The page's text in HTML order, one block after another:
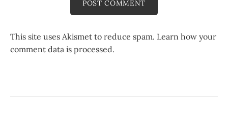
This site uses Akismet to reduce spam. Learn how your
comment data is processed.